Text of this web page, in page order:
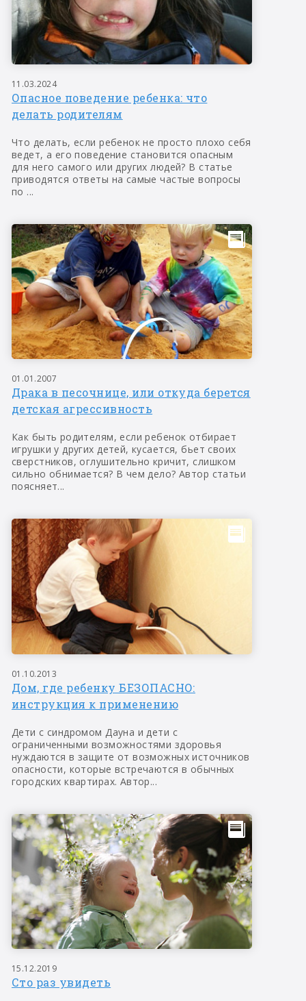
11.03.2024
Опасное поведение ребенка: что
делать родителям
Что делать, если ребенок не просто плохо себя
ведет, а его поведение становится опасным
для него самого или других людей? В статье
приводятся ответы на самые частые вопросы
по ...
01.01.2007
Драка в песочнице, или откуда берется
детская агрессивность
Как быть родителям, если ребенок отбирает
игрушки у других детей, кусается, бьет своих
сверстников, оглушительно кричит, слишком
сильно обнимается? В чем дело? Автор статьи
поясняет...
01.10.2013
Дом, где ребенку БЕЗОПАСНО:
инструкция к применению
Дети с синдромом Дауна и дети с
ограниченными возможностями здоровья
нуждаются в защите от возможных источников
опасности, которые встречаются в обычных
городских квартирах. Автор...
15.12.2019
Сто раз увидеть